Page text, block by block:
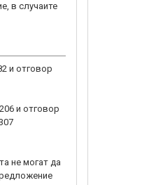
в случаите
и отговор
и отговор
не могат да